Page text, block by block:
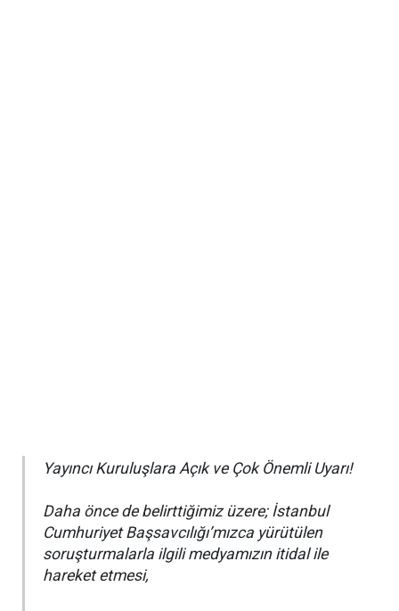
Yayıncı Kuruluşlara Açık ve Çok Önemli Uyarı!
Daha önce de belirttiğimiz üzere; İstanbul
Cumhuriyet Başsavcılığı’mızca yürütülen
soruşturmalarla ilgili medyamızın itidal ile
hareket etmesi,